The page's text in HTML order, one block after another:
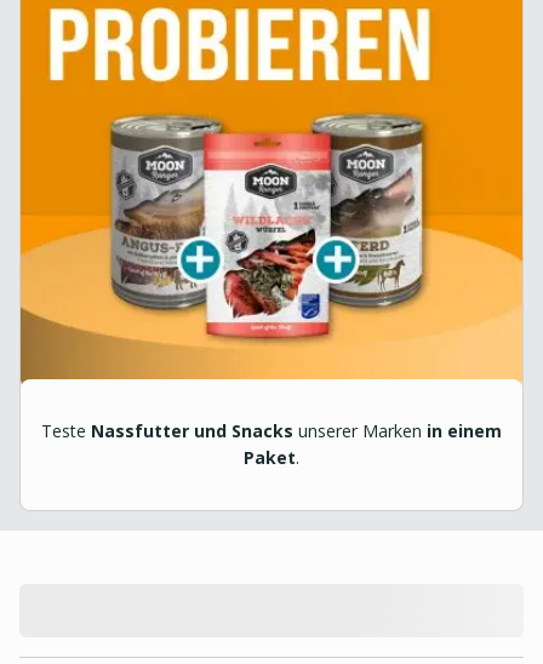
Teste Nassfutter und Snacks unserer Marken in einem
Paket.